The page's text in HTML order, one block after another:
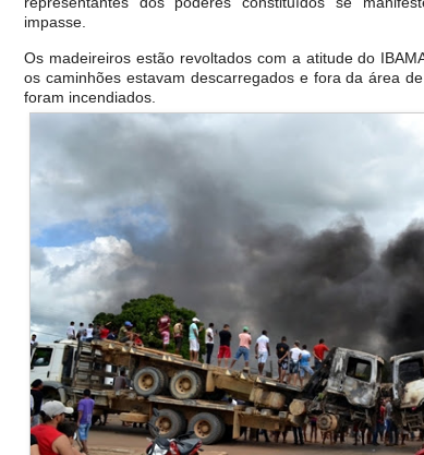
impasse.
Os madeireiros estão revoltados com a atitude do
os caminhões estavam descarregados e fora da área
foram incendiados.